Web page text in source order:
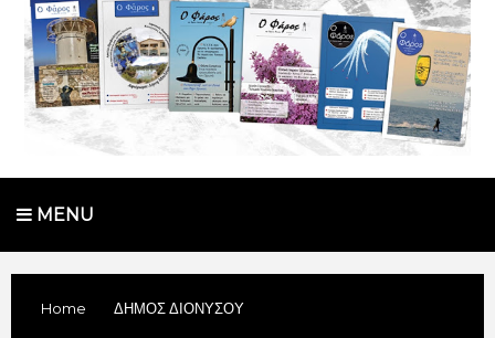
MENU
Home ΔΗΜΟΣ ΔΙΟΝΥΣΟΥ